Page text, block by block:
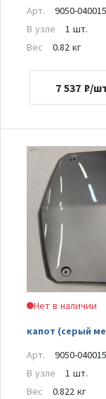
Арт.
9050-
В узле
1 шт.
Вес
0.82 кг
7 537 ₽/
Нет в наличии
капот (серый
Арт.
9050-
В узле
1 шт.
Вес
0.822 кг